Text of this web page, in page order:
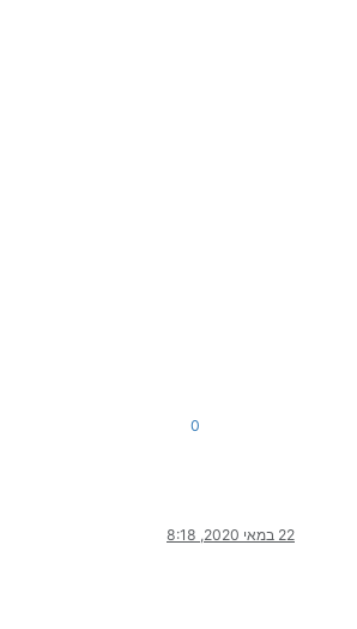
0
22 במאי 2020, 8:18